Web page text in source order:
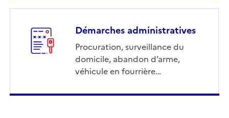
Démarches administratives
Procuration, surveillance du
domicile, abandon d’arme,
véhicule en fourrière…